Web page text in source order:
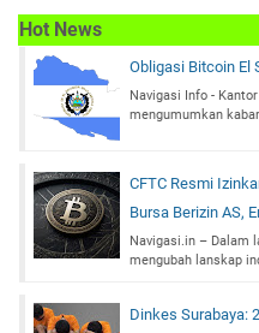
Hot News
Obligasi Bitcoin El
Navigasi Info -
mengumumkan
CFTC Resmi
Bursa Berizin AS,
Navigasi.in – Dalam
mengubah lanskap
Dinkes Surabaya: